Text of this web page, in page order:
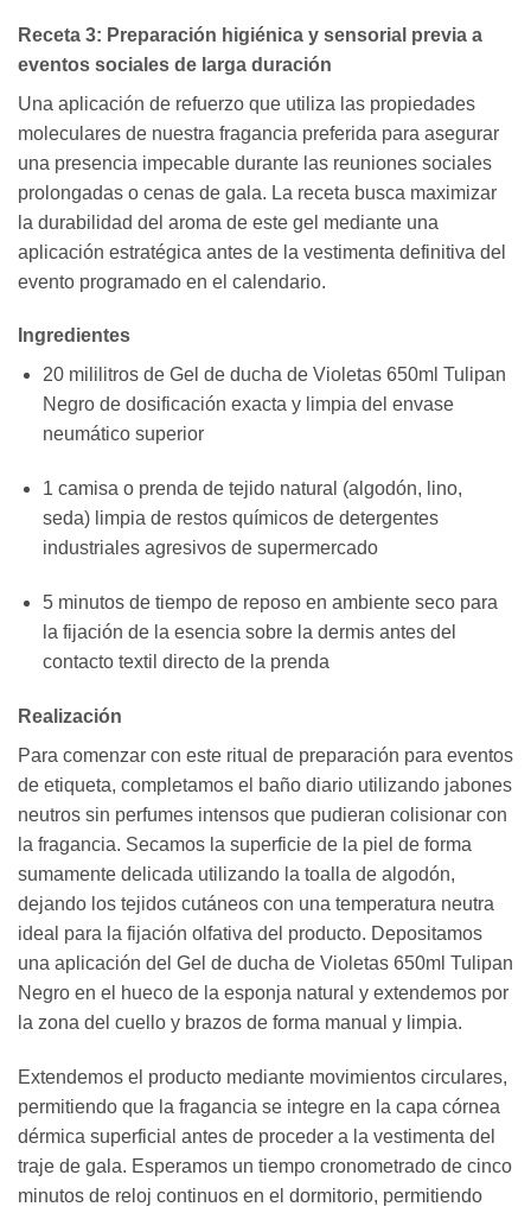
Receta 3: Preparación higiénica y sensorial previa a
eventos sociales de larga duración
Una aplicación de refuerzo que utiliza las propiedades
moleculares de nuestra fragancia preferida para asegurar
una presencia impecable durante las reuniones sociales
prolongadas o cenas de gala. La receta busca maximizar
la durabilidad del aroma de este gel mediante una
aplicación estratégica antes de la vestimenta definitiva del
evento programado en el calendario.
Ingredientes
20 mililitros de Gel de ducha de Violetas 650ml Tulipan
Negro de dosificación exacta y limpia del envase
neumático superior
1 camisa o prenda de tejido natural (algodón, lino,
seda) limpia de restos químicos de detergentes
industriales agresivos de supermercado
5 minutos de tiempo de reposo en ambiente seco para
la fijación de la esencia sobre la dermis antes del
contacto textil directo de la prenda
Realización
Para comenzar con este ritual de preparación para eventos
de etiqueta, completamos el baño diario utilizando jabones
neutros sin perfumes intensos que pudieran colisionar con
la fragancia. Secamos la superficie de la piel de forma
sumamente delicada utilizando la toalla de algodón,
dejando los tejidos cutáneos con una temperatura neutra
ideal para la fijación olfativa del producto. Depositamos
una aplicación del Gel de ducha de Violetas 650ml Tulipan
Negro en el hueco de la esponja natural y extendemos por
la zona del cuello y brazos de forma manual y limpia.
Extendemos el producto mediante movimientos circulares,
permitiendo que la fragancia se integre en la capa córnea
dérmica superficial antes de proceder a la vestimenta del
traje de gala. Esperamos un tiempo cronometrado de cinco
minutos de reloj continuos en el dormitorio, permitiendo